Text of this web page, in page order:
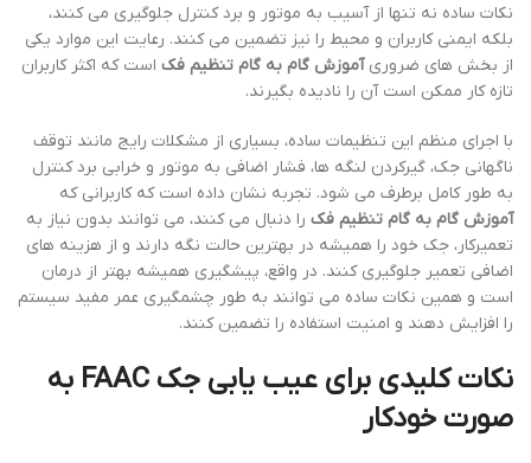
نکات ساده نه تنها از آسیب به موتور و برد کنترل جلوگیری می کنند،
بلکه ایمنی کاربران و محیط را نیز تضمین می کنند. رعایت این موارد یکی
از بخش های ضروریآموزش گام به گام تنظیم فک است که اکثر کاربران
تازه کار ممکن است آن را نادیده بگیرند.
با اجرای منظم این تنظیمات ساده، بسیاری از مشکلات رایج مانند توقف
ناگهانی جک، گیرکردن لنگه ها، فشار اضافی به موتور و خرابی برد کنترل
به طور کامل برطرف می شود. تجربه نشان داده است که کاربرانی که
آموزش گام به گام تنظیم فک را دنبال می کنند، می توانند بدون نیاز به
تعمیرکار، جک خود را همیشه در بهترین حالت نگه دارند و از هزینه های
اضافی تعمیر جلوگیری کنند. در واقع، پیشگیری همیشه بهتر از درمان
است و همین نکات ساده می توانند به طور چشمگیری عمر مفید سیستم
را افزایش دهند و امنیت استفاده را تضمین کنند.
نکات کلیدی برای عیب یابی جک FAAC به
صورت خودکار